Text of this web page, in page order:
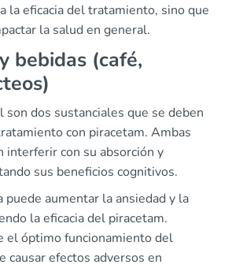
la eficacia del tratamiento, sino que
la salud en general.
bebidas (café,
son dos sustanciales que se deben
con piracetam. Ambas
interferir con su absorción y
sus beneficios cognitivos.
puede aumentar la ansiedad y la
la eficacia del piracetam.
el óptimo funcionamiento del
causar efectos adversos en